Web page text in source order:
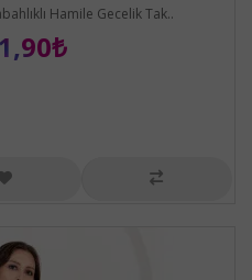
Hamile Gecelik Tak..